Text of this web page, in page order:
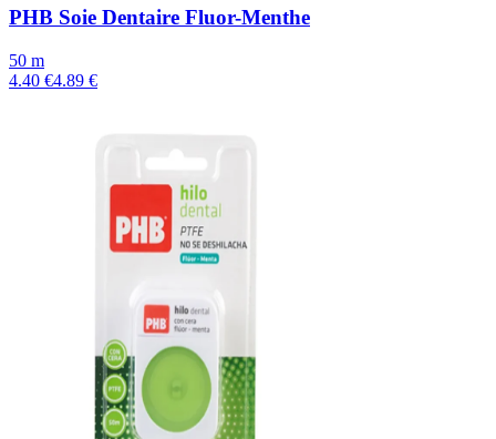
PHB Soie Dentaire Fluor-Menthe
50 m
4.40 €4.89 €